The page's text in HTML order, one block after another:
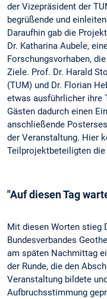
der Vizepräsident der
begrüßende und
Daraufhin gab die
Dr. Katharina Aubele,
Forschungsvorhaben,
Ziele. Prof. Dr. Harald
(TUM) und Dr. Florian
etwas ausführlicher ihre
Gästen dadurch einen
anschließende
der Veranstaltung. Hier
Teilprojektbeteiligten
"Auf diesen Tag
Mit diesen Worten stieg
Bundesverbandes
am späten Nachmittag
der Runde, die den
Veranstaltung bildete
Aufbruchsstimmung